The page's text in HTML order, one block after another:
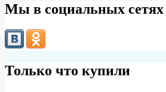
Мы в социальных сетях
Только что купили